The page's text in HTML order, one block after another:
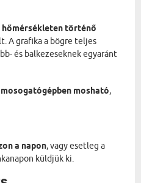
hőmérsékleten történő
A grafika a bögre teljes
és balkezeseknek egyaránt
mosható,
a napon, vagy esetleg a
küldjük ki.